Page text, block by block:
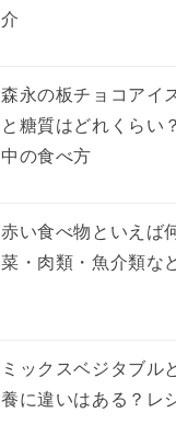
介
森永の板チョコアイ
と糖質はどれくらい
中の食べ方
赤い食べ物といえば
菜・肉類・魚介類な
ミックスベジタブル
養に違いはある？レ